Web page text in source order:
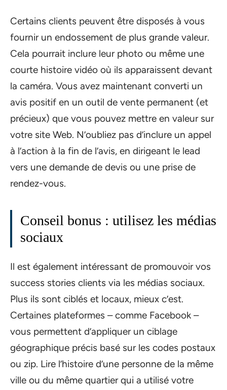
Certains clients peuvent être disposés à vous
fournir un endossement de plus grande valeur.
Cela pourrait inclure leur photo ou même une
courte histoire vidéo où ils apparaissent devant
la caméra. Vous avez maintenant converti un
avis positif en un outil de vente permanent (et
précieux) que vous pouvez mettre en valeur sur
votre site Web. N’oubliez pas d’inclure un appel
à l’action à la fin de l’avis, en dirigeant le lead
vers une demande de devis ou une prise de
rendez-vous.
Conseil bonus : utilisez les médias
sociaux
Il est également intéressant de promouvoir vos
success stories clients via les médias sociaux.
Plus ils sont ciblés et locaux, mieux c’est.
Certaines plateformes – comme Facebook –
vous permettent d’appliquer un ciblage
géographique précis basé sur les codes postaux
ou zip. Lire l’histoire d’une personne de la même
ville ou du même quartier qui a utilisé votre